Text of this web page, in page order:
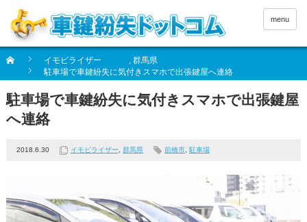
menu
イモビライザー , 群馬県
駐車場で車鍵紛失に気付きスマホで出張鍵屋へ連絡
駐車場で車鍵紛失に気付きスマホで出張鍵屋
へ連絡
2018.6.30 イモビライザー 群馬県 前橋市, 駐車場